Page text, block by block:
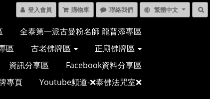
登入會員 購物車 聯絡我們 繁體中文
全泰第一派古曼粉名師 龍普添專區
區 古老佛牌區
正廟佛牌區
資訊分享區
Facebook資料分享區
專頁
Youtube頻道-❌泰佛法咒室❌